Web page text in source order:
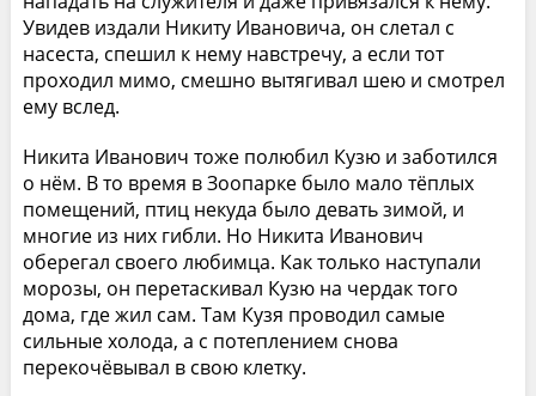
Увидев издали Никиту Ивановича, он слетал с
насеста, спешил к нему навстречу, а если тот
проходил мимо, смешно вытягивал шею и смотрел
ему вслед.
Никита Иванович тоже полюбил Кузю и заботился
о нём. В то время в Зоопарке было мало тёплых
помещений, птиц некуда было девать зимой, и
многие из них гибли. Но Никита Иванович
оберегал своего любимца. Как только наступали
морозы, он перетаскивал Кузю на чердак того
дома, где жил сам. Там Кузя проводил самые
сильные холода, а с потеплением снова
перекочёвывал в свою клетку.